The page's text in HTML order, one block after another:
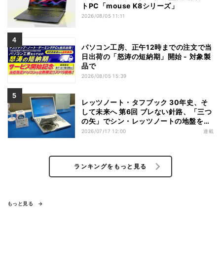
トPC「mouse K8シリーズ」
2026/08/05 11:11
パソコン工房、正午12時までの注文で当
日出荷の「怒涛の短納期」開始 - 対象製
品で
2026/08/05 15:39
レッツノート・タフブック 30年史、そ
して未来へ 第6回 ブレない針路、「三つ
の矢」でシン・レッツノートの地盤を築
く
2026/07/17 12:00 連載
ランキングをもっと見る
もっと見る